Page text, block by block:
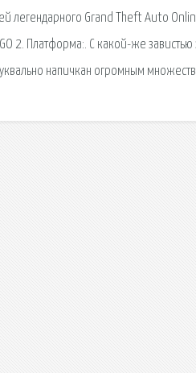
легендарного Grand Theft Auto
2. Платформа:. С какой-же
напичкан огромным